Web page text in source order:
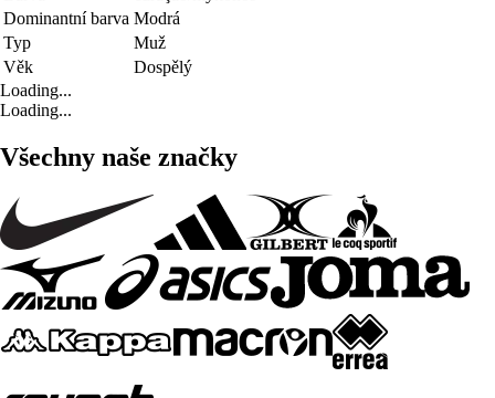
Dominantní barva Modrá
Typ
Muž
Věk
Dospělý
Loading...
Loading...
Všechny naše značky